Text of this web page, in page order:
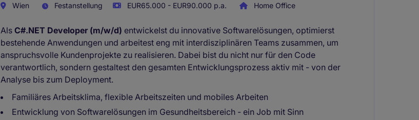
Wien Festanstellung EUR65.000 - EUR90.000 p.a. Home Office
Als C#.NET Developer (m/w/d) entwickelst du innovative Softwarelösungen, optimierst
bestehende Anwendungen und arbeitest eng mit interdisziplinären Teams zusammen, um
anspruchsvolle Kundenprojekte zu realisieren. Dabei bist du nicht nur für den Code
verantwortlich, sondern gestaltest den gesamten Entwicklungsprozess aktiv mit - von der
Analyse bis zum Deployment.
Familiäres Arbeitsklima, flexible Arbeitszeiten und mobiles Arbeiten
Entwicklung von Softwarelösungen im Gesundheitsbereich - ein Job mit Sinn